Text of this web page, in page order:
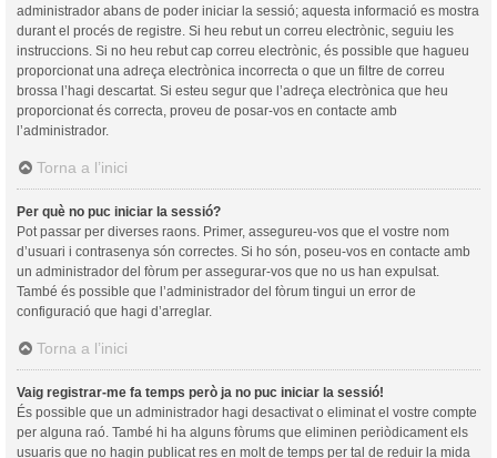
administrador abans de poder iniciar la sessió; aquesta informació es mostra
durant el procés de registre. Si heu rebut un correu electrònic, seguiu les
instruccions. Si no heu rebut cap correu electrònic, és possible que hagueu
proporcionat una adreça electrònica incorrecta o que un filtre de correu
brossa l’hagi descartat. Si esteu segur que l’adreça electrònica que heu
proporcionat és correcta, proveu de posar-vos en contacte amb
l’administrador.
Torna a l’inici
Per què no puc iniciar la sessió?
Pot passar per diverses raons. Primer, assegureu-vos que el vostre nom
d’usuari i contrasenya són correctes. Si ho són, poseu-vos en contacte amb
un administrador del fòrum per assegurar-vos que no us han expulsat.
També és possible que l’administrador del fòrum tingui un error de
configuració que hagi d’arreglar.
Torna a l’inici
Vaig registrar-me fa temps però ja no puc iniciar la sessió!
És possible que un administrador hagi desactivat o eliminat el vostre compte
per alguna raó. També hi ha alguns fòrums que eliminen periòdicament els
usuaris que no hagin publicat res en molt de temps per tal de reduir la mida